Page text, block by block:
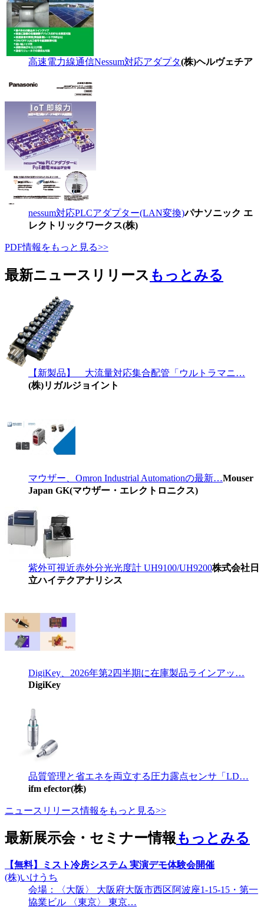
高速電力線通信Nessum対応アダプタ(株)ヘルヴェチア
nessum対応PLCアダプター(LAN変換)パナソニック エ
レクトリックワークス(株)
PDF情報をもっと見る>>
最新ニュースリリース もっとみる
【新製品】 大流量対応集合配管「ウルトラマニ…
(株)リガルジョイント
マウザー、Omron Industrial Automationの最新…Mouser
Japan GK(マウザー・エレクトロニクス)
紫外可視近赤外分光光度計 UH9100/UH9200株式会社日
立ハイテクアナリシス
DigiKey、2026年第2四半期に在庫製品ラインアッ…
DigiKey
品質管理と省エネを両立する圧力露点センサ「LD…
ifm efector(株)
ニュースリリース情報をもっと見る>>
最新展示会・セミナー情報もっとみる
【無料】ミスト冷房システム 実演デモ体験会開催
(株)いけうち
会場：〈大阪〉 大阪府大阪市西区阿波座1-15-15・第一
協業ビル 〈東京〉 東京…